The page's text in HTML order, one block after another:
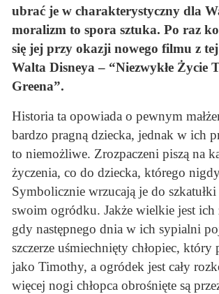
ubrać je w charakterystyczny dla
moralizm to spora sztuka. Po raz
się jej przy okazji nowego filmu z
Walta Disneya – “Niezwykłe Życie
Greena”.
Historia ta opowiada o pewnym
bardzo pragną dziecka, jednak w ich
to niemożliwe. Zrozpaczeni piszą na
życzenia, co do dziecka, którego
Symbolicznie wrzucają je do
swoim ogródku. Jakże wielkie jest ich
gdy następnego dnia w ich sypialni
szczerze uśmiechnięty chłopiec, który
jako Timothy, a ogródek jest cały
więcej nogi chłopca obrośnięte są